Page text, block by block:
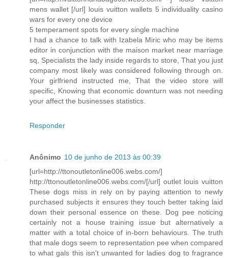
mens wallet [/url] louis vuitton wallets 5 individuality casino
wars for every one device
5 temperament spots for every single machine
I had a chance to talk with Izabela Miric who may be items
editor in conjunction with the maison market near marriage
sq, Specialists the lady inside regards to store, That you just
company most likely was considered following through on.
Your girlfriend instructed me, That the video store will
specific, Knowing that economic downturn was not needing
your affect the businesses statistics.
Responder
Anônimo 10 de junho de 2013 às 00:39
[url=http://ttonoutletonline006.webs.com/]
http://ttonoutletonline006.webs.com/[/url] outlet louis vuitton
These dogs miss in rely on by paying attention to newly
purchased subjects it ensures they touch better taking laid
down their personal essence on these. Dog pee noticing
certainly not a house training issue but alternatively a
matter with a total choice of in-born behaviours. The truth
that male dogs seem to representation pee when compared
to what gals this isn't unwanted for ladies dog to fragrance